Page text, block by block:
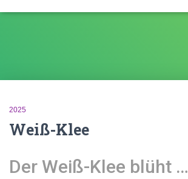
2025
Weiß-Klee
Der Weiß-Klee blüht …